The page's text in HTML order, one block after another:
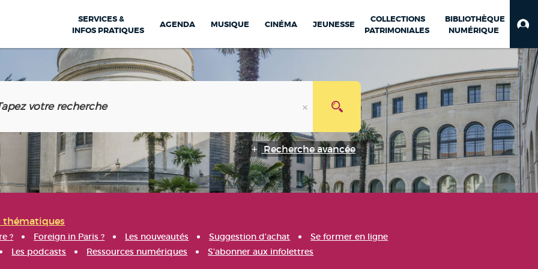
SERVICES &
INFOS PRATIQUES
AGENDA MUSIQUE CINÉMA JEUNESSE
COLLECTIONS
PATRIMONIALES
BIBLIOTHÈQUE
NUMÉRIQUE
Recherche avancée
thématiques
? Foreign in Paris ? Les nouveautés Suggestion d'achat
Se former en ligne
Les podcasts Ressources numériques S'abonner aux infolettres